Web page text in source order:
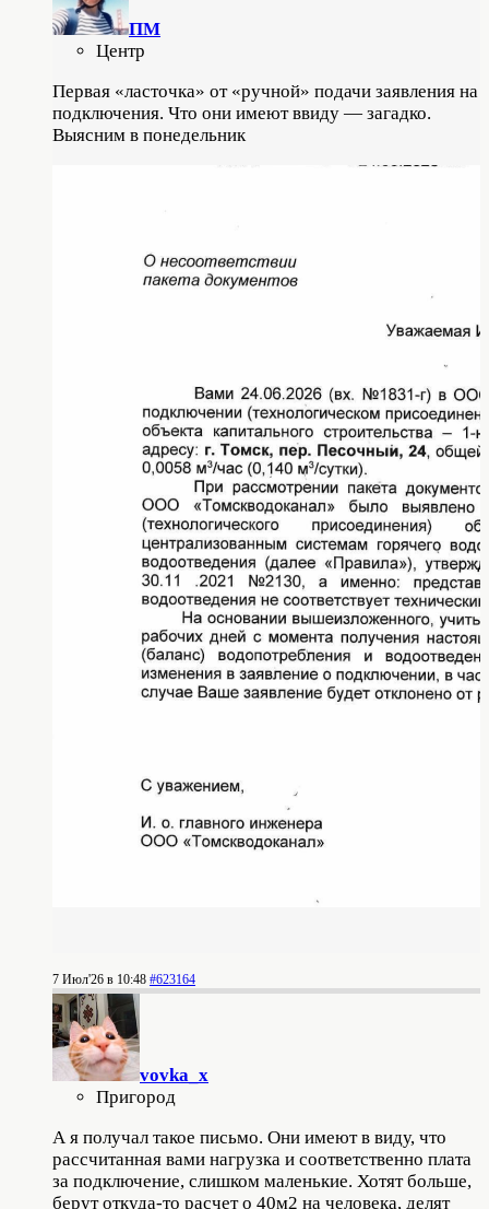
ПМ
Центр
Первая «ласточка» от «ручной» подачи заявления на
подключения. Что они имеют ввиду — загадко.
Выясним в понедельник
7 Июл'26 в 10:48 #623164
vovka_x
Пригород
А я получал такое письмо. Они имеют в виду, что
рассчитанная вами нагрузка и соответственно плата
за подключение, слишком маленькие. Хотят больше,
берут откуда-то расчет о 40м2 на человека, делят